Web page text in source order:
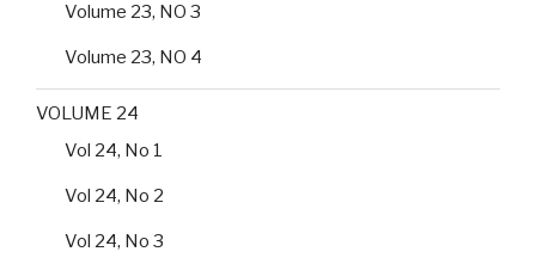
Volume 23, NO 3
Volume 23, NO 4
VOLUME 24
Vol 24, No 1
Vol 24, No 2
Vol 24, No 3